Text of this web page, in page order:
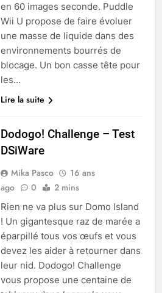
en 60 images seconde. Puddle
Wii U propose de faire évoluer
une masse de liquide dans des
environnements bourrés de
blocage. Un bon casse tête pour
les…
Lire la suite
Dodogo! Challenge – Test
DSiWare
Mika Pasco
16 ans
ago
0 2 mins
Rien ne va plus sur Domo Island
! Un gigantesque raz de marée a
éparpillé tous vos œufs et vous
devez les aider à retourner dans
leur nid. Dodogo! Challenge
vous propose une centaine de